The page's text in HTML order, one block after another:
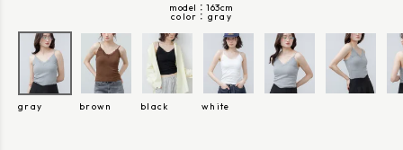
model：163cm
gray
gray brown black white